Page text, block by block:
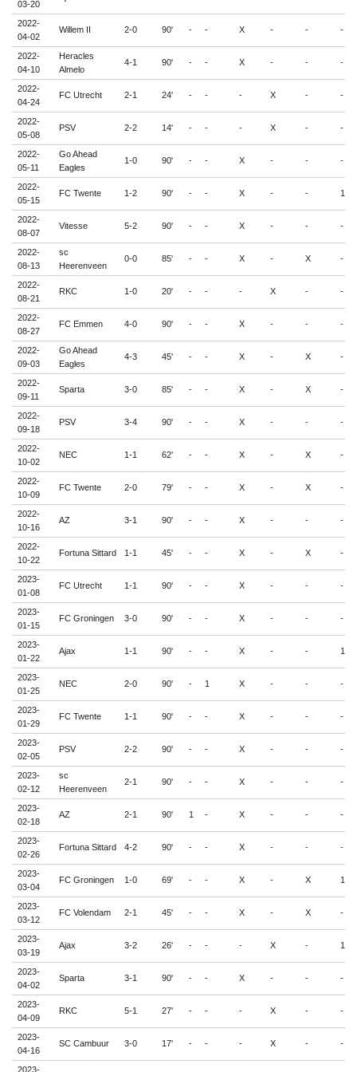
03-20
2022-
04-02
Willem II 2-0 90' - - X - - -
2022-
04-10
Heracles
Almelo
4-1 90' - - X - - -
2022-
04-24
FC Utrecht 2-1 24' - - - X - -
2022-
05-08
PSV 2-2 14' - - - X - -
2022-
05-11
Go Ahead
Eagles
1-0 90' - - X - - -
2022-
05-15
FC Twente 1-2 90' - - X - - 1
2022-
08-07
Vitesse 5-2 90' - - X - - -
2022-
08-13
sc
Heerenveen
0-0 85' - - X - X -
2022-
08-21
RKC 1-0 20' - - - X - -
2022-
08-27
FC Emmen 4-0 90' - - X - - -
2022-
09-03
Go Ahead
Eagles
4-3 45' - - X - X -
2022-
09-11
Sparta 3-0 85' - - X - X -
2022-
09-18
PSV 3-4 90' - - X - - -
2022-
10-02
NEC 1-1 62' - - X - X -
2022-
10-09
FC Twente 2-0 79' - - X - X -
2022-
10-16
AZ 3-1 90' - - X - - -
2022-
10-22
Fortuna Sittard 1-1 45' - - X - X -
2023-
01-08
FC Utrecht 1-1 90' - - X - - -
2023-
01-15
FC Groningen 3-0 90' - - X - - -
2023-
01-22
Ajax 1-1 90' - - X - - 1
2023-
01-25
NEC 2-0 90' - 1 X - - -
2023-
01-29
FC Twente 1-1 90' - - X - - -
2023-
02-05
PSV 2-2 90' - - X - - -
2023-
02-12
sc
Heerenveen
2-1 90' - - X - - -
2023-
02-18
AZ 2-1 90' 1 - X - - -
2023-
02-26
Fortuna Sittard 4-2 90' - - X - - -
2023-
03-04
FC Groningen 1-0 69' - - X - X 1
2023-
03-12
FC Volendam 2-1 45' - - X - X -
2023-
03-19
Ajax 3-2 26' - - - X - 1
2023-
04-02
Sparta 3-1 90' - - X - - -
2023-
04-09
RKC 5-1 27' - - - X - -
2023-
04-16
SC Cambuur 3-0 17' - - - X - -
2023-